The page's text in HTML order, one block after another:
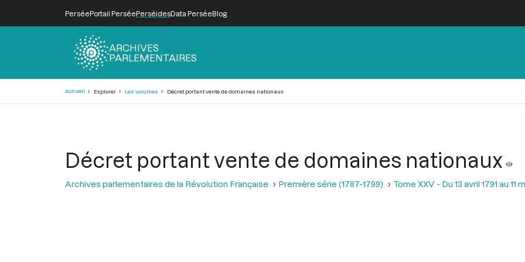
PerséePortail PerséePerséidesData PerséeBlog
ARCHIVES
PARLEMENTAIRES
Accueil Explorer Les volumes Décret portant vente de domaines nationaux
Décret portant vente de domaines nationaux
Archives parlementaires de la Révolution Française Première série (1787-1799) Tome XXV - Du 13 avril 1791 au 11